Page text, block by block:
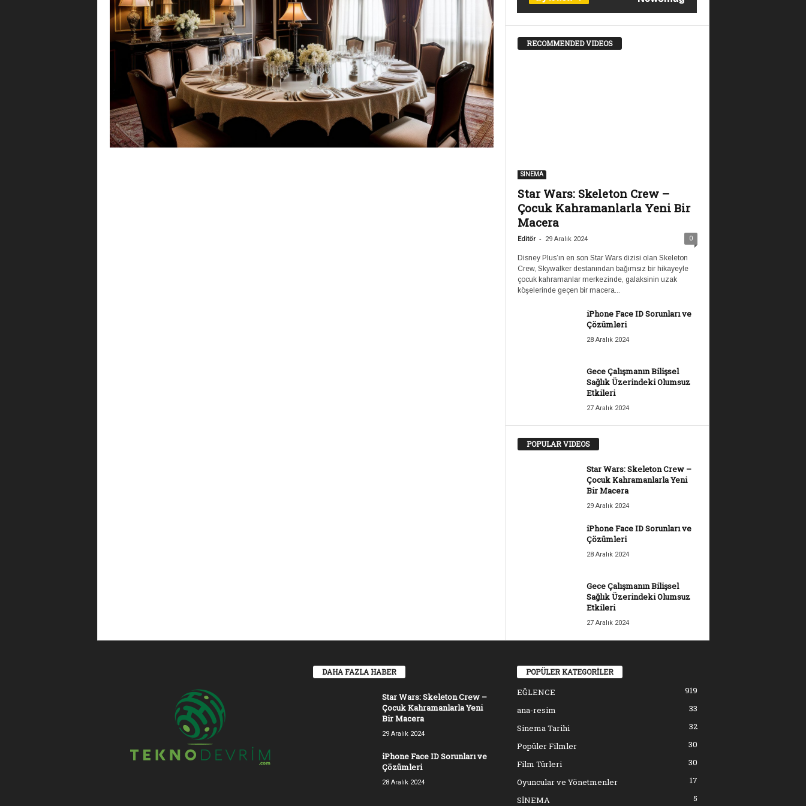
RECOMMENDED VIDEOS
SİNEMA
Star Wars: Skeleton Crew –
Çocuk Kahramanlarla Yeni Bir
Macera
Editör - 29 Aralık 2024 0
Disney Plus’ın en son Star Wars dizisi olan Skeleton
Crew, Skywalker destanından bağımsız bir hikayeyle
çocuk kahramanlar merkezinde, galaksinin uzak
köşelerinde geçen bir macera...
iPhone Face ID Sorunları ve
Çözümleri
28 Aralık 2024
Gece Çalışmanın Bilişsel
Sağlık Üzerindeki Olumsuz
Etkileri
27 Aralık 2024
POPULAR VIDEOS
Star Wars: Skeleton Crew –
Çocuk Kahramanlarla Yeni
Bir Macera
29 Aralık 2024
iPhone Face ID Sorunları ve
Çözümleri
28 Aralık 2024
Gece Çalışmanın Bilişsel
Sağlık Üzerindeki Olumsuz
Etkileri
27 Aralık 2024
DAHA FAZLA HABER
Star Wars: Skeleton Crew –
Çocuk Kahramanlarla Yeni
Bir Macera
29 Aralık 2024
iPhone Face ID Sorunları ve
Çözümleri
28 Aralık 2024
POPÜLER KATEGORİLER
EĞLENCE
919
ana-resim
33
Sinema Tarihi
32
Popüler Filmler
30
Film Türleri
30
Oyuncular ve Yönetmenler
17
SİNEMA
5